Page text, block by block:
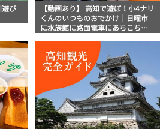
遊び
【動画あり】 高知で遊ぼ！小4ナリ
くんのいつものおでかけ｜日曜市
に水族館に路面電車にあちこち巡